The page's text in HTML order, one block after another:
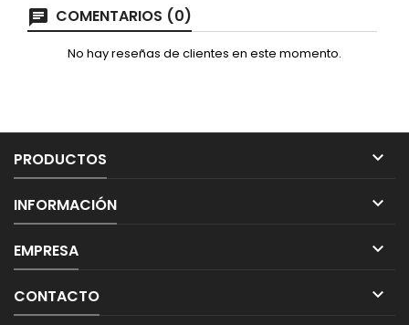
COMENTARIOS (0)
No hay reseñas de clientes en este momento.
PRODUCTOS 
INFORMACIÓN 
EMPRESA 
CONTACTO 